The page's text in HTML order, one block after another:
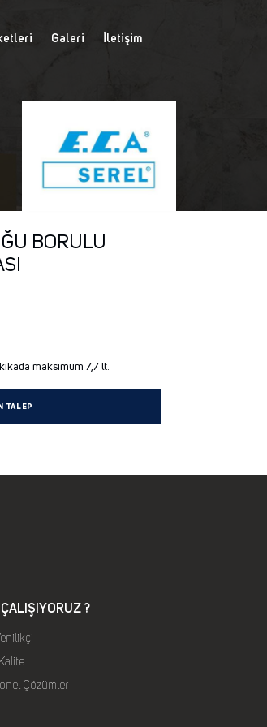
Galeri İletişim
BORULU
maksimum 7,7 lt.
TALEP
?
Çözümler